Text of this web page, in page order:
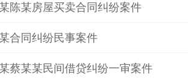
陈某房屋买卖合同纠纷案件
合同纠纷民事案件
蔡某某民间借贷纠纷一审案件